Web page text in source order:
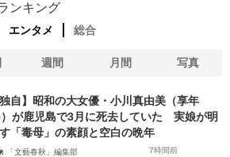
ンキング
エンタメ 総合
週間 月間 写真
独自】昭和の大女優・小川真由美（享年
が鹿児島で3月に死去していた 実娘が明
「毒母」の素顔と空白の晩年
「文藝春秋」編集部 7時間前